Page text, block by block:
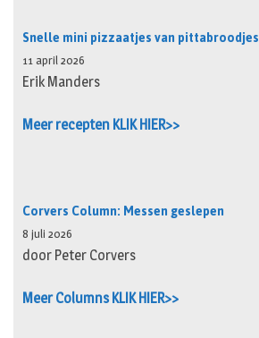
Snelle mini pizzaatjes van pittabroodjes
11 april 2026
Erik Manders
Meer recepten KLIK HIER>>
Corvers Column: Messen geslepen
8 juli 2026
door Peter Corvers
Meer Columns KLIK HIER>>